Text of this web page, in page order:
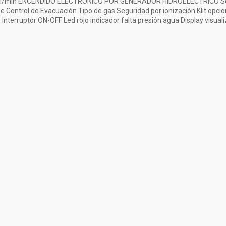
Control de Evacuación Tipo de gas Seguridad por ionización KIit
ON-OFF Led rojo indicador falta presión agua Display